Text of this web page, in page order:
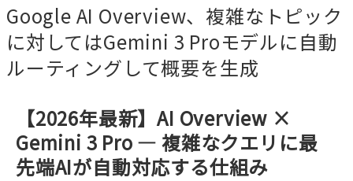
Google AI Overview、複雑なトピック
に対してはGemini 3 Proモデルに自動
ルーティングして概要を生成
【2026年最新】AI Overview ×
Gemini 3 Pro — 複雑なクエリに最
先端AIが自動対応する仕組み